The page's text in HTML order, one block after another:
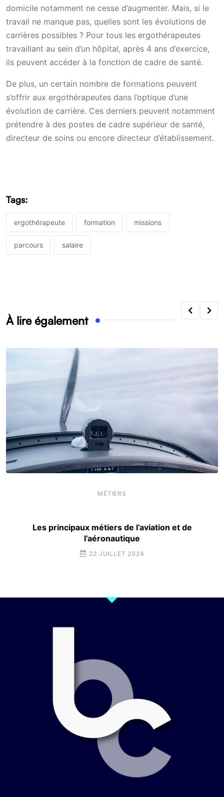
domicile notamment ne cesse d’augmenter. Mais, si le
travail ne manque pas, quelles sont les évolutions de
carrières possibles ? Pour tous les ergothérapeutes
travaillant au sein d’un hôpital, après 4 ans d’exercice,
ils peuvent accéder à la fonction de cadre de santé.
De plus, un certain nombre de formations peuvent
s’offrir aux ergothérapeutes dans l’optique d’une
évolution de carrière. Ces derniers peuvent notamment
prétendre à des postes de cadre supérieur de santé,
directeur de soins ou encore directeur d’établissement.
Tags:
ergothérapeute formation missions
parcours salaire
À lire également
MÉTIERS
Les principaux métiers de l’aviation et de
l’aéronautique
22 JUILLET 2024